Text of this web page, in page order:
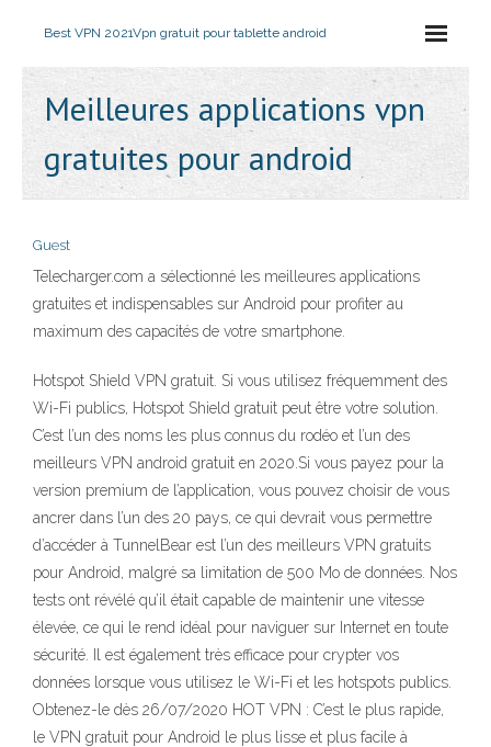
Best VPN 2021Vpn gratuit pour tablette android
Meilleures applications vpn
gratuites pour android
Guest
Telecharger.com a sélectionné les meilleures applications
gratuites et indispensables sur Android pour profiter au
maximum des capacités de votre smartphone.
Hotspot Shield VPN gratuit. Si vous utilisez fréquemment des
Wi-Fi publics, Hotspot Shield gratuit peut être votre solution.
C’est l’un des noms les plus connus du rodéo et l’un des
meilleurs VPN android gratuit en 2020.Si vous payez pour la
version premium de l’application, vous pouvez choisir de vous
ancrer dans l’un des 20 pays, ce qui devrait vous permettre
d’accéder à TunnelBear est l’un des meilleurs VPN gratuits
pour Android, malgré sa limitation de 500 Mo de données. Nos
tests ont révélé qu’il était capable de maintenir une vitesse
élevée, ce qui le rend idéal pour naviguer sur Internet en toute
sécurité. Il est également très efficace pour crypter vos
données lorsque vous utilisez le Wi-Fi et les hotspots publics.
Obtenez-le dès 26/07/2020 HOT VPN : C’est le plus rapide,
le VPN gratuit pour Android le plus lisse et plus facile à